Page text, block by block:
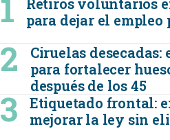
para dejar el empleo
Ciruelas
para fortalecer
después de los 45
Etiquetado frontal:
mejorar la ley sin